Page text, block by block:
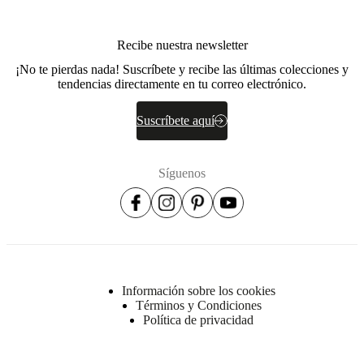
Recibe nuestra newsletter
¡No te pierdas nada! Suscríbete y recibe las últimas colecciones y
tendencias directamente en tu correo electrónico.
Suscríbete aquí
Síguenos
Información sobre los cookies
Términos y Condiciones
Política de privacidad